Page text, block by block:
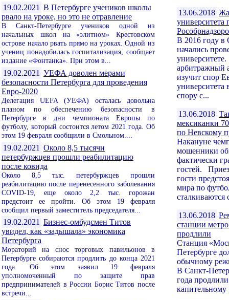
19.02.2021 В Петербурге учеников школы
рвало на уроке, но это не отравление
В Санкт-Петербурге учеников одной из
начальных школ на «элитном» Крестовском
острове начало рвать прямо на уроках. Одной из
учениц понадобилась госпитализация, сообщает
издание «Фонтанка». При этом в...
19.02.2021 УЕФА доволен мерами
безопасности Петербурга для проведения
Евро-2020
Делегация UEFA (УЕФА) осталась довольна
планом по обеспечению безопасности в
Петербурге в дни чемпионата Европы по
футболу, который состоится летом 2021 года. Об
этом 19 февраля сообщили в Смольном....
19.02.2021 Около 8,5 тысячи
петербуржцев прошли реабилитацию
после ковида
Около 8,5 тыс. петербуржцев прошли
реабилитацию после перенесенного заболевания
COVID-19, еще около 2,2 тыс. горожан
предстоит ее пройти. Об этом 19 февраля
сообщил первый заместитель председателя...
19.02.2021 Бизнес-омбудсмен Титов
увидел, как «задышала» экономика
Петербурга
Мораторий на снос торговых павильонов в
Петербурге собираются продлить до конца 2021
года. Об этом заявил 19 февраля
уполномоченный по защите прав
предпринимателей в России Борис Титов после
встречи...
13.06.2018
университета
В 2016 году в
начались
арбитражный
изучит спор
университета
спору с...
13.06.2018
мексиканки
по Невскому
Накануне
мошенники
фактически
гостей.
гости
мира по
сталкиваются
13.06.2018
станции
продлили
Станция
Петербурге
обычному
В Санкт-
года
капительному